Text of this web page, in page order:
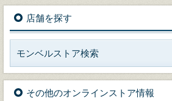
店舗を探す
モンベルストア検索
その他のオンラインストア情報